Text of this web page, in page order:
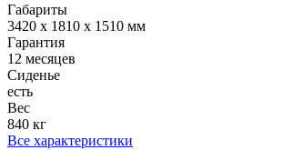
Габариты
3420 х 1810 х 1510 мм
Гарантия
12 месяцев
Сиденье
есть
Вес
840 кг
Все характеристики